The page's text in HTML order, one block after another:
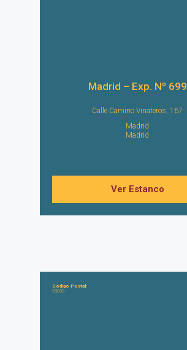
Madrid – Exp. Nº 699
Calle Camino Vinateros, 167
Madrid
Madrid
Ver Estanco
Código Postal:
28030